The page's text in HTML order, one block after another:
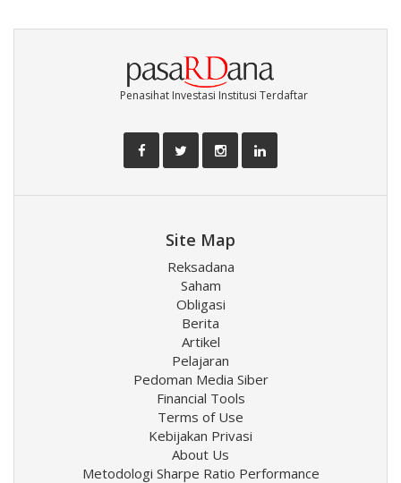
Penasihat Investasi Institusi Terdaftar
Site Map
Reksadana
Saham
Obligasi
Berita
Artikel
Pelajaran
Pedoman Media Siber
Financial Tools
Terms of Use
Kebijakan Privasi
About Us
Metodologi Sharpe Ratio Performance